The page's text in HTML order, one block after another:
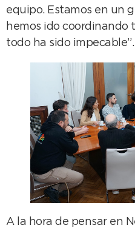
equipo. Estamos en un
hemos ido coordinando
todo ha sido impecable”.
A la hora de pensar en